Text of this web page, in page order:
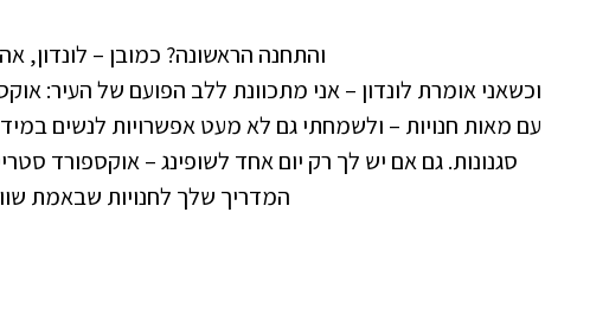
והתחנה הראשונה? כמובן – לונדון,
וכשאני אומרת לונדון – אני מתכוונת ללב הפועם של העיר:
עם מאות חנויות – ולשמחתי גם לא מעט אפשרויות לנשים
סגנונות. גם אם יש לך רק יום אחד לשופינג – אוקספורד
המדריך שלך לחנויות שבאמת